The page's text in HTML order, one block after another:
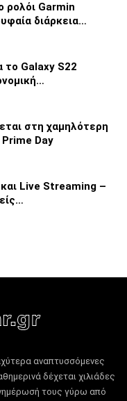
ρολόι Garmin
διάρκεια…
το Galaxy S22
στη χαμηλότερη
Prime Day
Live Streaming –
αναπτυσσόμενες
δέχεται χιλιάδες
τους γύρω από